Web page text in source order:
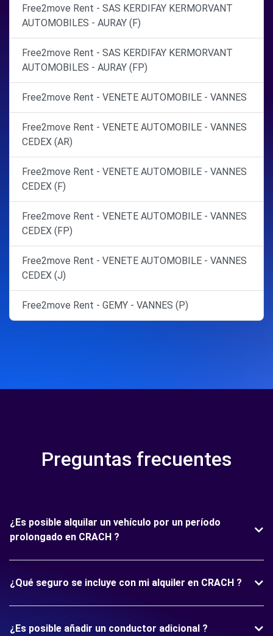
Free2move Rent - SAS KERDIFAY KERMORVANT
AUTOMOBILES - AURAY (F)
Free2move Rent - SAS KERDIFAY KERMORVANT
AUTOMOBILES - AURAY (FP)
Free2move Rent - VENETE AUTOMOBILE - VANNES
Free2move Rent - VENETE AUTOMOBILE - VANNES
CEDEX (AR)
Free2move Rent - VENETE AUTOMOBILE - VANNES
CEDEX (F)
Free2move Rent - VENETE AUTOMOBILE - VANNES
CEDEX (FP)
Free2move Rent - VENETE AUTOMOBILE - VANNES
CEDEX (J)
Free2move Rent - GEMY - VANNES (P)
Preguntas frecuentes
¿Es posible alquilar un vehículo por un período
prolongado en CRACH ?
¿Qué seguro se incluye con mi alquiler en CRACH ?
¿Es posible añadir un conductor adicional ?